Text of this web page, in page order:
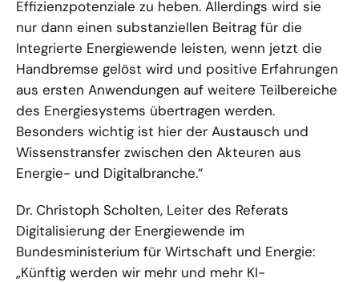
Effizienzpotenziale zu heben. Allerdings wird sie
nur dann einen substanziellen Beitrag für die
Integrierte Energiewende leisten, wenn jetzt die
Handbremse gelöst wird und positive Erfahrungen
aus ersten Anwendungen auf weitere Teilbereiche
des Energiesystems übertragen werden.
Besonders wichtig ist hier der Austausch und
Wissenstransfer zwischen den Akteuren aus
Energie- und Digitalbranche.“
Dr. Christoph Scholten, Leiter des Referats
Digitalisierung der Energiewende im
Bundesministerium für Wirtschaft und Energie:
„Künftig werden wir mehr und mehr KI-